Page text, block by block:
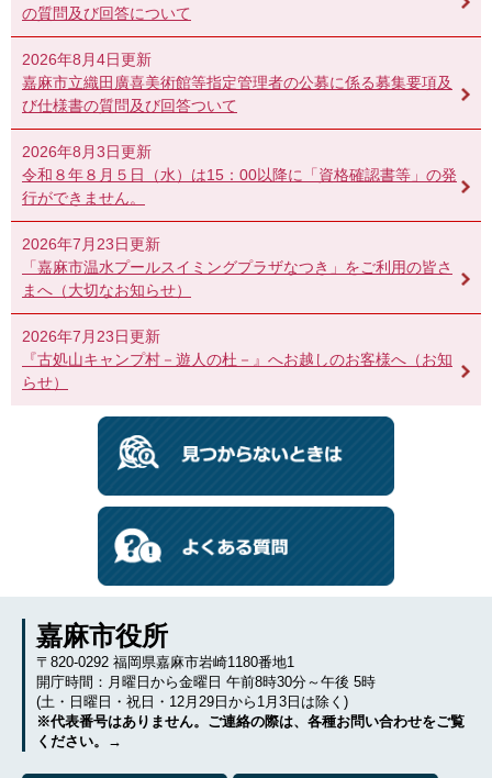
の質問及び回答について
2026年8月4日更新
嘉麻市立織田廣喜美術館等指定管理者の公募に係る募集要項及
び仕様書の質問及び回答ついて
2026年8月3日更新
令和８年８月５日（水）は15：00以降に「資格確認書等」の発
行ができません。
2026年7月23日更新
「嘉麻市温水プールスイミングプラザなつき」をご利用の皆さ
まへ（大切なお知らせ）
2026年7月23日更新
『古処山キャンプ村－遊人の杜－』へお越しのお客様へ（お知
らせ）
嘉麻市役所
〒820-0292 福岡県嘉麻市岩崎1180番地1
開庁時間：月曜日から金曜日 午前8時30分～午後 5時
(土・日曜日・祝日・12月29日から1月3日は除く)
※代表番号はありません。ご連絡の際は、各種お問い合わせをご覧
ください。→